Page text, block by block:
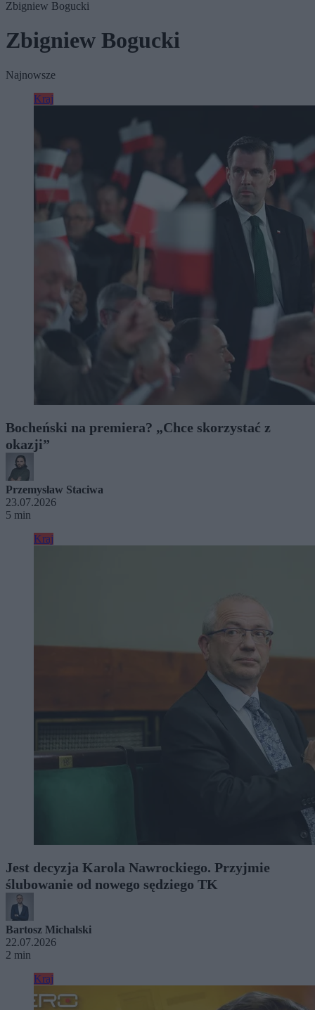
Zbigniew Bogucki
Zbigniew Bogucki
Najnowsze
Kraj
Bocheński na premiera? „Chce skorzystać z
okazji”
Przemysław Staciwa
23.07.2026
5 min
Kraj
Jest decyzja Karola Nawrockiego. Przyjmie
ślubowanie od nowego sędziego TK
Bartosz Michalski
22.07.2026
2 min
Kraj